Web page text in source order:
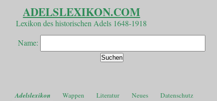
ADELSLEXIKON.COM
Lexikon des historischen Adels 1648-1918
Name:
Adelslexikon Wappen Literatur Neues Datenschutz